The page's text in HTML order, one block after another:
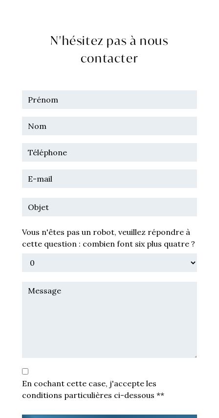
N'hésitez pas à nous
contacter
Vous n'êtes pas un robot, veuillez répondre à
cette question : combien font six plus quatre ?
En cochant cette case, j'accepte les
conditions particulières ci-dessous **